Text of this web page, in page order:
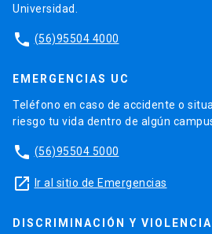
Universidad.
phone (56)95504 4000
EMERGENCIAS UC
Teléfono en caso de accidente o
riesgo tu vida dentro de algún
phone (56)95504 5000
launch Ir al sitio de Emergencias
DISCRIMINACIÓN Y VIOLENCIA